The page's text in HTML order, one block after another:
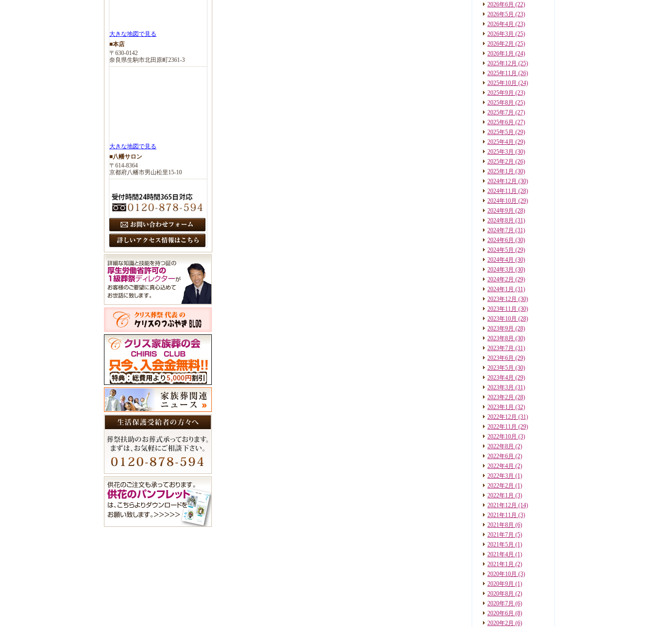
2026年6月 (22)
2026年5月 (23)
2026年4月 (23)
2026年3月 (25)
2026年2月 (25)
2026年1月 (24)
2025年12月 (25)
2025年11月 (26)
2025年10月 (24)
2025年9月 (23)
2025年8月 (25)
2025年7月 (27)
2025年6月 (27)
2025年5月 (29)
2025年4月 (29)
2025年3月 (30)
2025年2月 (26)
2025年1月 (30)
2024年12月 (30)
2024年11月 (28)
2024年10月 (29)
2024年9月 (28)
2024年8月 (31)
2024年7月 (31)
2024年6月 (30)
2024年5月 (29)
2024年4月 (30)
2024年3月 (30)
2024年2月 (29)
2024年1月 (31)
2023年12月 (30)
2023年11月 (30)
2023年10月 (28)
2023年9月 (28)
2023年8月 (30)
2023年7月 (31)
2023年6月 (29)
2023年5月 (30)
2023年4月 (29)
2023年3月 (31)
2023年2月 (28)
2023年1月 (32)
2022年12月 (31)
2022年11月 (29)
2022年10月 (3)
2022年8月 (2)
2022年6月 (2)
2022年4月 (2)
2022年3月 (1)
2022年2月 (1)
2022年1月 (3)
2021年12月 (14)
2021年11月 (3)
2021年8月 (6)
2021年7月 (5)
2021年5月 (1)
2021年4月 (1)
2021年1月 (2)
2020年10月 (3)
2020年9月 (1)
2020年8月 (2)
2020年7月 (6)
2020年6月 (8)
2020年2月 (6)
大きな地図で見る
■本店
〒630-0142
奈良県生駒市北田原町2361-3
大きな地図で見る
■八幡サロン
〒614-8364
京都府八幡市男山松里15-10